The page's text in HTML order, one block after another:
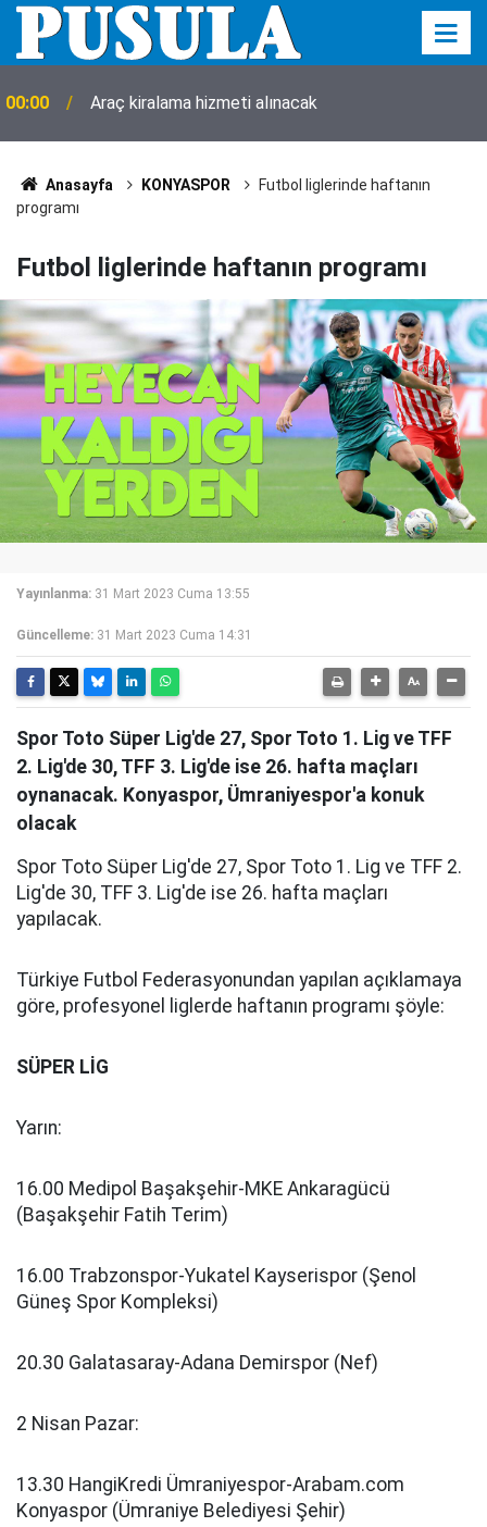
00:00 Araç kiralama hizmeti alınacak
Anasayfa KONYASPOR
Futbol liglerinde haftanın
programı
Futbol liglerinde haftanın programı
Yayınlanma: 31 Mart 2023 Cuma 13:55
Güncelleme: 31 Mart 2023 Cuma 14:31
Spor Toto Süper Lig'de 27, Spor Toto 1. Lig ve TFF
2. Lig'de 30, TFF 3. Lig'de ise 26. hafta maçları
oynanacak. Konyaspor, Ümraniyespor'a konuk
olacak
Spor Toto Süper Lig'de 27, Spor Toto 1. Lig ve TFF 2.
Lig'de 30, TFF 3. Lig'de ise 26. hafta maçları
yapılacak.
Türkiye Futbol Federasyonundan yapılan açıklamaya
göre, profesyonel liglerde haftanın programı şöyle:
SÜPER LİG
Yarın:
16.00 Medipol Başakşehir-MKE Ankaragücü
(Başakşehir Fatih Terim)
16.00 Trabzonspor-Yukatel Kayserispor (Şenol
Güneş Spor Kompleksi)
20.30 Galatasaray-Adana Demirspor (Nef)
2 Nisan Pazar:
13.30 HangiKredi Ümraniyespor-Arabam.com
Konyaspor (Ümraniye Belediyesi Şehir)